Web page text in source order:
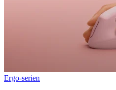
Ergo-serien